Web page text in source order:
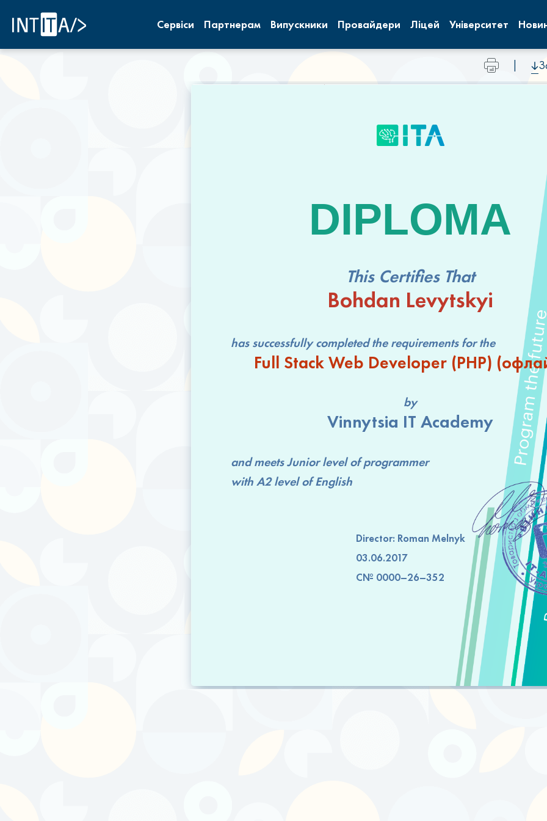
Сервіси Партнерам Випускники Провайдери Ліцей Університет
|
DIPLOMA
This Certifies That
Bohdan Levytskyi
has successfully completed the requirements for the
Full Stack Web Developer (РНР)
by
Vinnytsia IT Academy
and meetsJunior levelof programmer
withA2 levelof English
Director: Roman Melnyk
03.06.2017
C№ 0000–26–352